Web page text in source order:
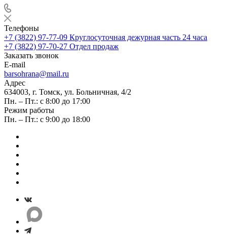
Телефоны
+7 (3822) 97-77-09 Круглосуточная дежурная часть 24 часа
+7 (3822) 97-70-27 Отдел продаж
Заказать звонок
E-mail
barsohrana@mail.ru
Адрес
634003, г. Томск, ул. Больничная, 4/2
Пн. – Пт.: с 8:00 до 17:00
Режим работы
Пн. – Пт.: с 9:00 до 18:00